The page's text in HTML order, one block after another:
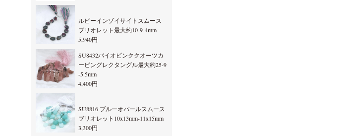
ルビーインゾイサイトスムース
ブリオレット最大約10-9-4mm
5,940円
SU8432バイオピンククオーツカ
ービングレクタングル最大約25-9
-5.5mm
4,400円
SU8816 ブルーオパールスムース
ブリオレット10x13mm-11x15mm
3,300円